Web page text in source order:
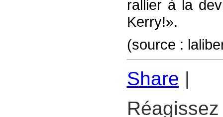
rallier à la
Kerry!».
(source :
Share |